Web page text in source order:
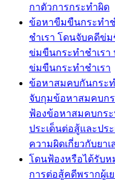
กาตัวการกระทำผิด
ข้อหาขืมขืนกระทำ
ชำเรา โดนจับคดีข่
ข่มขืนกระทำชำเรา
ข่มขืนกระทำชำเรา
ข้อหาสมคบกันกระท
จับกุมข้อหาสมคบกร
ฟ้องข้อหาสมคบกระ
ประเด็นต่อสู้และป
ความผิดเกี่ยวกับยา
โดนฟ้องหรือได้รับห
การต่อสู้คดีพรากผู้เ